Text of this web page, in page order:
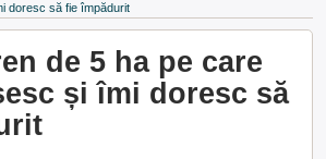
doresc să fie împădurit
de 5 ha pe care
și îmi doresc să